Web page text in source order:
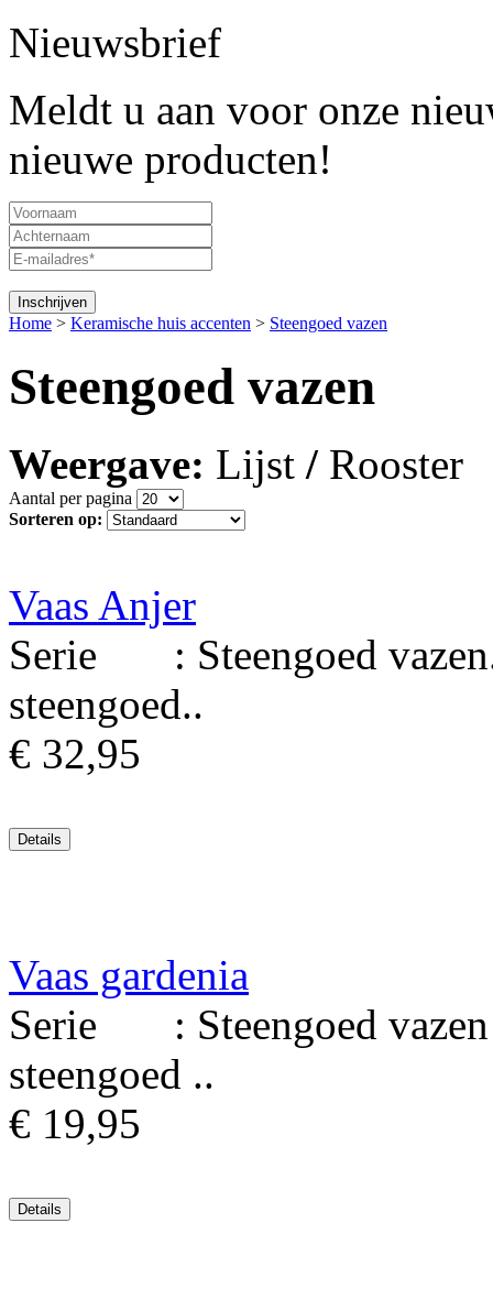
Nieuwsbrief
Meldt u aan voor onze
nieuwe producten!
Home > Keramische huis accenten > Steengoed vazen
Steengoed vazen
Weergave: Lijst / Rooster
Aantal per pagina
Sorteren op:
Vaas Anjer
Serie : Steengoed
steengoed..
€ 32,95
Vaas gardenia
Serie : Steengoed vazen
steengoed ..
€ 19,95